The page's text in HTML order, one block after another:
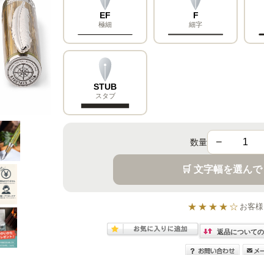
EF
極細
F
細字
STUB
スタブ
数量 −
🛒 文字幅を選ん
★★★★☆ お客
返品について